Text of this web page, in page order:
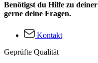
Benötigst du Hilfe zu
gerne deine Fragen.
Kontakt
Geprüfte Qualität